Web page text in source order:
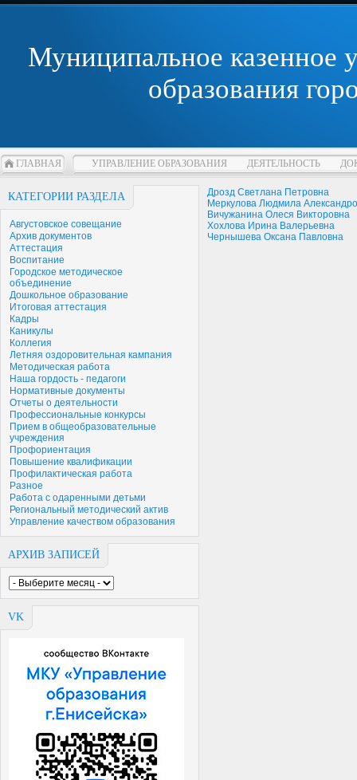
Муниципальное казенное
образования
ГЛАВНАЯ УПРАВЛЕНИЕ ОБРАЗОВАНИЯ ДЕЯТЕЛЬНОСТЬ
КАТЕГОРИИ РАЗДЕЛА
Августовское совещание
Архив документов
Аттестация
Воспитание
Городское методическое
объединение
Дошкольное образование
Итоговая аттестация
Кадры
Каникулы
Коллегия
Летняя оздоровительная кампания
Методическая работа
Наша гордость - педагоги
Нормативные документы
Отчеты о деятельности
Профессиональные конкурсы
Прием в общеобразовательные
учреждения
Профориентация
Повышение квалификации
Профилактическая работа
Разное
Работа с одаренными детьми
Региональный методический актив
Управление качеством образования
АРХИВ ЗАПИСЕЙ
VK
Дрозд Светлана Петровна
Меркулова Людмила
Вичужанина Олеся Викторовна
Хохлова Ирина Валерьевна
Чернышева Оксана Павловна